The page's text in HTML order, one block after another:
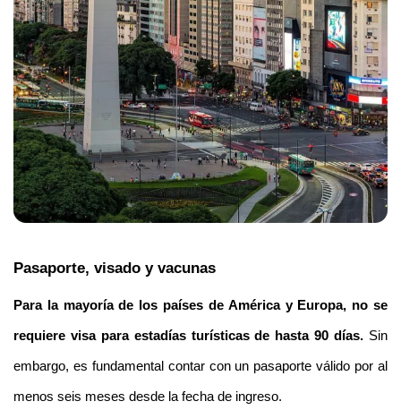
Pasaporte, visado y vacunas
Para la mayoría de los países de América y Europa, no se
requiere visa para estadías turísticas de hasta 90 días. Sin
embargo, es fundamental contar con un pasaporte válido por al
menos seis meses desde la fecha de ingreso.